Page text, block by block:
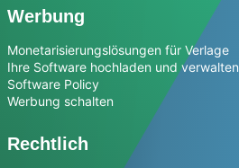
Werbung
Monetarisierungslösungen für Verlage
Ihre Software hochladen und verwalten
Software Policy
Werbung schalten
Rechtlich